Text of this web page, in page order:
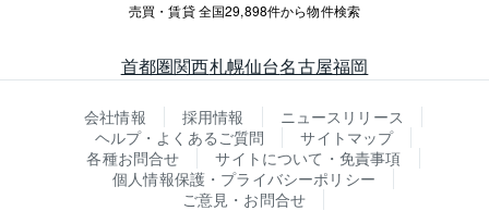
売買・賃貸 全国29,898件から物件検索
首都圏関西札幌仙台名古屋福岡
会社情報 採用情報
ニュースリリース
ヘルプ・よくあるご質問
サイトマップ
各種お問合せ
サイトについて・免責事項
個人情報保護・プライバシーポリシー
ご意見・お問合せ